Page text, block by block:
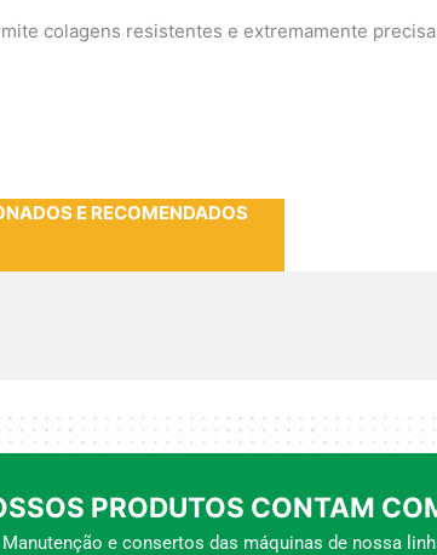
colagens resistentes e extremamente
E RECOMENDADOS
PRODUTOS CONTAM
Manutenção e consertos das máquinas de nossa